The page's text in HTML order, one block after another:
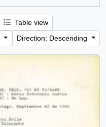
Table view
Direction: Descending